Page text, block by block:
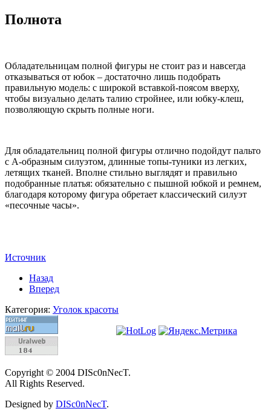
Полнота
Обладательницам полной фигуры не стоит раз и навсегда
отказываться от юбок – достаточно лишь подобрать
правильную модель: с широкой вставкой-поясом вверху,
чтобы визуально делать талию стройнее, или юбку-клеш,
позволяющую скрыть полные ноги.
Для обладательниц полной фигуры отлично подойдут пальто
с А-образным силуэтом, длинные топы-туники из легких,
летящих тканей. Вполне стильно выглядят и правильно
подобранные платья: обязательно с пышной юбкой и ремнем,
благодаря которому фигура обретает классический силуэт
«песочные часы».
Источник
Назад
Вперед
Категория: Уголок красоты
Copyright © 2004 DISc0nNecT.
All Rights Reserved.
Designed by DISc0nNecT.